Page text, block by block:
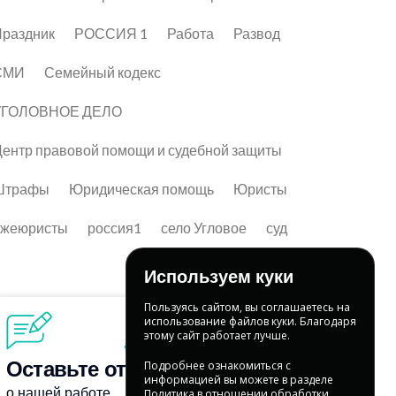
РОССИЯ 1 Работа Развод
Семейный кодекс
ДЕЛО
правовой помощи и судебной защиты
Юридическая помощь Юристы
россия1 село Угловое суд
Используем куки
Пользуясь сайтом, вы соглашаетесь на
использование файлов куки. Благодаря
этому сайт работает лучше.
Подробнее ознакомиться с
информацией вы можете в разделе